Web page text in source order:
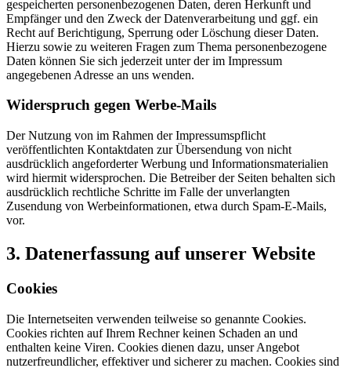
gespeicherten personenbezogenen Daten, deren Herkunft und
Empfänger und den Zweck der Datenverarbeitung und ggf. ein
Recht auf Berichtigung, Sperrung oder Löschung dieser Daten.
Hierzu sowie zu weiteren Fragen zum Thema personenbezogene
Daten können Sie sich jederzeit unter der im Impressum
angegebenen Adresse an uns wenden.
Widerspruch gegen Werbe-Mails
Der Nutzung von im Rahmen der Impressumspflicht
veröffentlichten Kontaktdaten zur Übersendung von nicht
ausdrücklich angeforderter Werbung und Informationsmaterialien
wird hiermit widersprochen. Die Betreiber der Seiten behalten sich
ausdrücklich rechtliche Schritte im Falle der unverlangten
Zusendung von Werbeinformationen, etwa durch Spam-E-Mails,
vor.
3. Datenerfassung auf unserer Website
Cookies
Die Internetseiten verwenden teilweise so genannte Cookies.
Cookies richten auf Ihrem Rechner keinen Schaden an und
enthalten keine Viren. Cookies dienen dazu, unser Angebot
nutzerfreundlicher, effektiver und sicherer zu machen. Cookies sind